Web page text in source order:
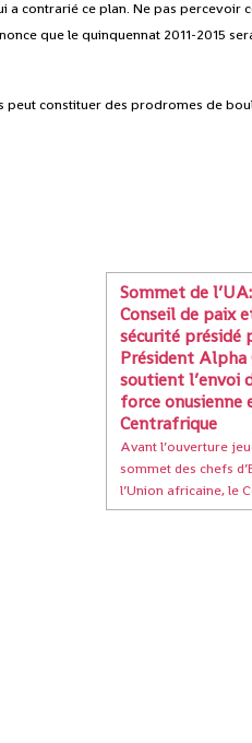
contrarié ce plan. Ne pas percevoir
que le quinquennat 2011-2015
constituer des prodromes de
Sommet de
Conseil de paix
sécurité présidé
Président Alpha
soutient l’envoi
force onusienne
Centrafrique
Avant l’ouverture
sommet des chefs
l’Union africaine, le